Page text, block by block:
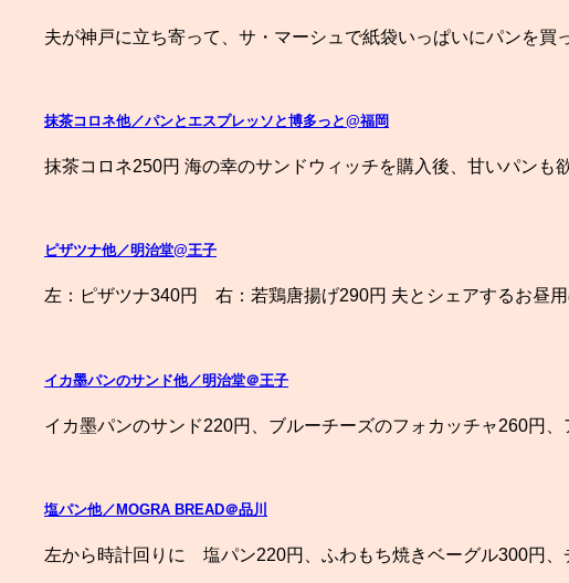
夫が神戸に立ち寄って、サ・マーシュで紙袋いっぱいにパンを買
抹茶コロネ他／パンとエスプレッソと博多っと@福岡
抹茶コロネ250円 海の幸のサンドウィッチを購入後、甘いパンも
ピザツナ他／明治堂@王子
左：ピザツナ340円 右：若鶏唐揚げ290円 夫とシェアするお昼
イカ墨パンのサンド他／明治堂＠王子
イカ墨パンのサンド220円、ブルーチーズのフォカッチャ260円
塩パン他／MOGRA BREAD＠品川
左から時計回りに 塩パン220円、ふわもち焼きベーグル300円